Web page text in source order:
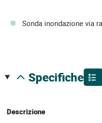
Sonda inondazione via
specifiche
Descrizione